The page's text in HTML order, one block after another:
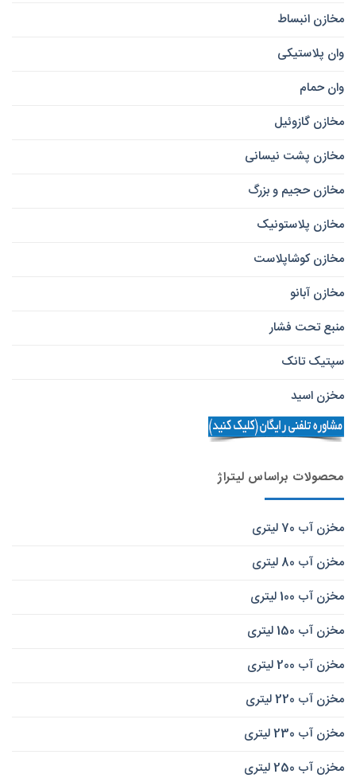
مخازن انبساط
وان پلاستیکی
وان حمام
مخازن گازوئیل
مخازن پشت نیسانی
مخازن حجیم و بزرگ
مخازن پلاستونیک
مخازن کوشاپلاست
مخازن آبانو
منبع تحت فشار
سپتیک تانک
مخزن اسید
محصولات براساس لیتراژ
مخزن آب 70 لیتری
مخزن آب 80 لیتری
مخزن آب 100 لیتری
مخزن آب 150 لیتری
مخزن آب 200 لیتری
مخزن آب 220 لیتری
مخزن آب 230 لیتری
مخزن آب 250 لیتری